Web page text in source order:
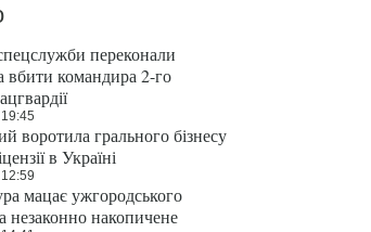
переконали
вбити командира 2-го
воротила грального бізнесу
в Україні
мацає ужгородського
незаконно накопичене